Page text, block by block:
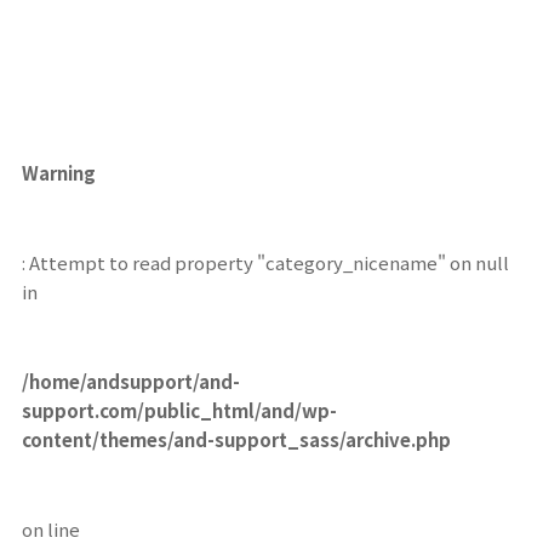
Warning
: Attempt to read property "category_nicename" on null
in
/home/andsupport/and-
support.com/public_html/and/wp-
content/themes/and-support_sass/archive.php
on line